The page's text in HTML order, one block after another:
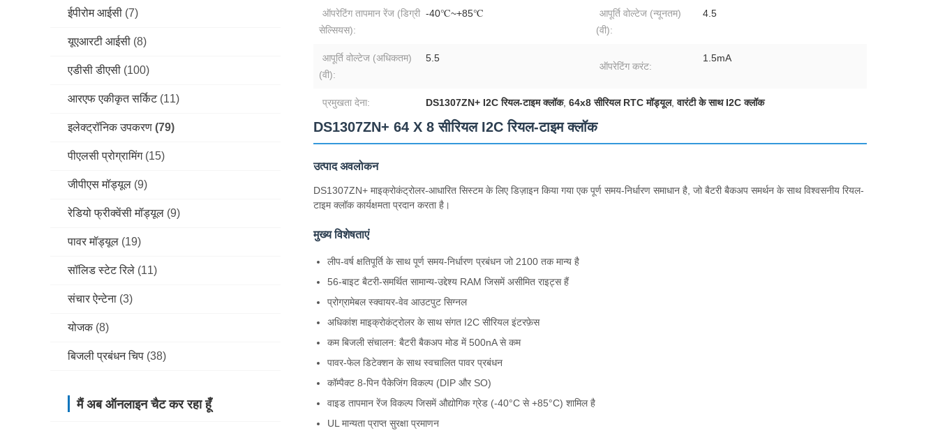
ईपीरोम आईसी (7)
यूएआरटी आईसी (8)
एडीसी डीएसी (100)
आरएफ एकीकृत सर्किट (11)
इलेक्ट्रॉनिक उपकरण (79)
पीएलसी प्रोग्रामिंग (15)
जीपीएस मॉड्यूल (9)
रेडियो फ्रीक्वेंसी मॉड्यूल (9)
पावर मॉड्यूल (19)
सॉलिड स्टेट रिले (11)
संचार ऐन्टेना (3)
योजक (8)
बिजली प्रबंधन चिप (38)
मैं अब ऑनलाइन चैट कर रहा हूँ
ऑपरेटिंग तापमान रेंज (डिग्री
सेल्सियस):
-40℃~+85℃
आपूर्ति वोल्टेज (न्यूनतम)
(वी):
4.5
आपूर्ति वोल्टेज (अधिकतम)
(वी):
5.5
ऑपरेटिंग करंट:
1.5mA
प्रमुखता देना: DS1307ZN+ I2C रियल-टाइम क्लॉक, 64x8 सीरियल RTC मॉड्यूल,वारंटी के साथ I2C क्लॉक
DS1307ZN+ 64 X 8 सीरियल I2C रियल-टाइम क्लॉक
उत्पाद अवलोकन
DS1307ZN+ माइक्रोकंट्रोलर-आधारित सिस्टम के लिए डिज़ाइन किया गया एक पूर्ण समय-निर्धारण समाधान है, जो बैटरी बैकअप समर्थन के साथ विश्वसनीय रियल-
टाइम क्लॉक कार्यक्षमता प्रदान करता है।
मुख्य विशेषताएं
लीप-वर्ष क्षतिपूर्ति के साथ पूर्ण समय-निर्धारण प्रबंधन जो 2100 तक मान्य है
56-बाइट बैटरी-समर्थित सामान्य-उद्देश्य RAM जिसमें असीमित राइट्स हैं
प्रोग्रामेबल स्क्वायर-वेव आउटपुट सिग्नल
अधिकांश माइक्रोकंट्रोलर के साथ संगत I2C सीरियल इंटरफ़ेस
कम बिजली संचालन: बैटरी बैकअप मोड में 500nA से कम
पावर-फेल डिटेक्शन के साथ स्वचालित पावर प्रबंधन
कॉम्पैक्ट 8-पिन पैकेजिंग विकल्प (DIP और SO)
वाइड तापमान रेंज विकल्प जिसमें औद्योगिक ग्रेड (-40°C से +85°C) शामिल है
UL मान्यता प्राप्त सुरक्षा प्रमाणन